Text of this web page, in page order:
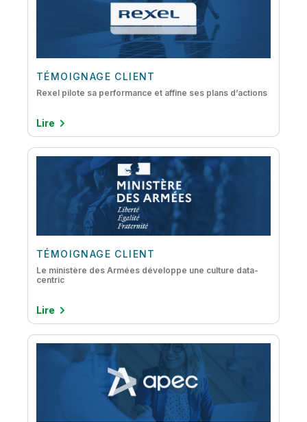
TÉMOIGNAGE CLIENT
Rexel pilote sa performance et affine ses plans d’actions
Lire
TÉMOIGNAGE CLIENT
Le ministère des Armées développe une culture data-
centric
Lire